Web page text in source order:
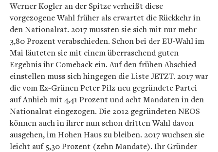
Werner Kogler an der Spitze verheißt diese
vorgezogene Wahl früher als erwartet die Rückkehr in
den Nationalrat. 2017 mussten sie sich mit nur mehr
3,80 Prozent verabschieden. Schon bei der EU-Wahl im
Mai läuteten sie mit einem überraschend guten
Ergebnis ihr Comeback ein. Auf den frühen Abschied
einstellen muss sich hingegen die Liste JETZT. 2017 war
die vom Ex-Grünen Peter Pilz neu gegründete Partei
auf Anhieb mit 4,41 Prozent und acht Mandaten in den
Nationalrat eingezogen. Die 2012 gegründeten NEOS
können auch in ihrer nun schon dritten Wahl davon
ausgehen, im Hohen Haus zu bleiben. 2017 wuchsen sie
leicht auf 5,30 Prozent (zehn Mandate). Ihr Gründer